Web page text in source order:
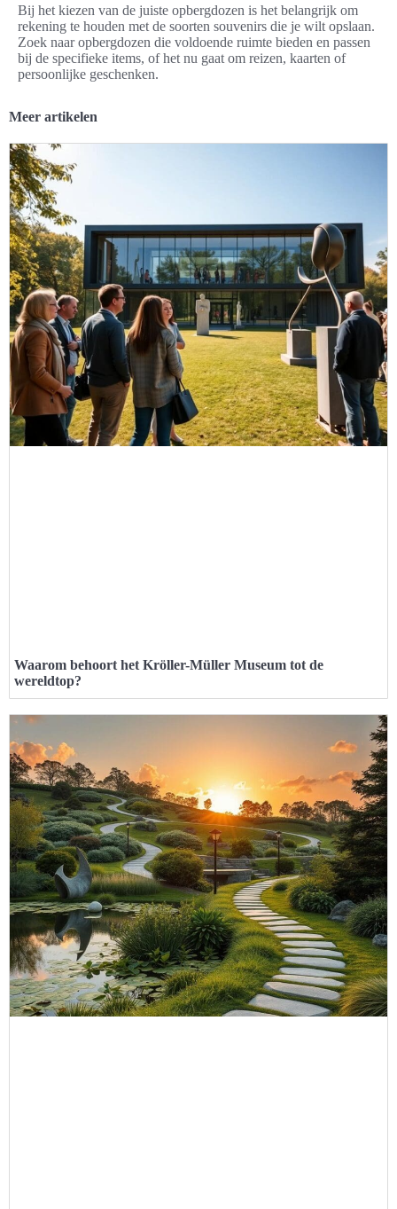
Bij het kiezen van de juiste opbergdozen is het belangrijk om
rekening te houden met de soorten souvenirs die je wilt opslaan.
Zoek naar opbergdozen die voldoende ruimte bieden en passen
bij de specifieke items, of het nu gaat om reizen, kaarten of
persoonlijke geschenken.
Meer artikelen
Waarom behoort het Kröller-Müller Museum tot de
wereldtop?